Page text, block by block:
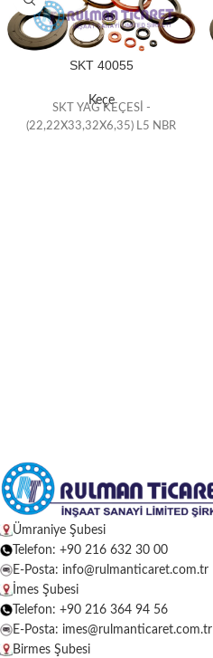
SKT 40055
Keçe
SKT YAĞ KEÇESİ -
(22,22X33,32X6,35) L5 NBR
Ümraniye Şubesi
Telefon: +90 216 632 30 00
E-Posta: info@rulmanticaret.com.tr
İmes Şubesi
Telefon: +90 216 364 94 56
E-Posta: imes@rulmanticaret.com.tr
Birmes Şubesi